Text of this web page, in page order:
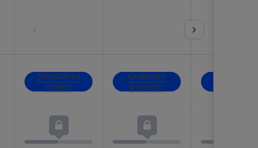
Smoothies
maken
Groenten
pureren